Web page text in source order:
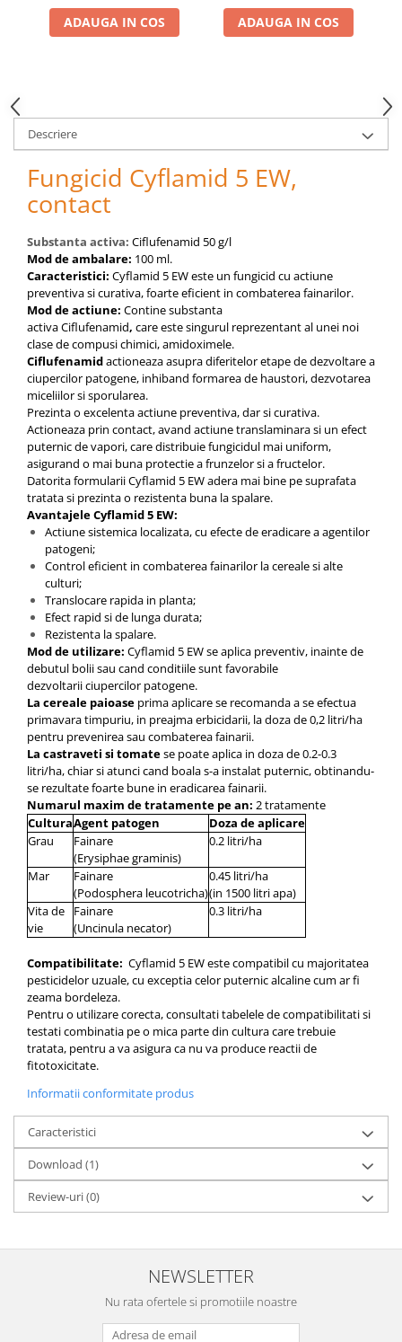
pneumatice
Cricuri pneumatice
Prese de indoit tevi hidraulice
Echipamente electrice
Benzi izolatoare
Role Prelungitoare
Polizoare unghiulare
Unelte de mana
Scule pneumatice
Podele hidraulice & Presa de banc
& Truse reparatii caroserie
Cabluri si incarcatoare acumulator
Echipamente de ridicat
Chinga ancorare
Depozitare si organizare
Freza de zapada
Echipamente de curatenie
ADAUGA IN COS ADAUGA IN COS
Descriere
Fungicid Cyflamid 5 EW,
contact
Substanta activa: Ciflufenamid 50 g/l
Mod de ambalare: 100 ml.
Caracteristici: Cyflamid 5 EW este un fungicid cu actiune
preventiva si curativa, foarte eficient in combaterea fainarilor.
Mod de actiune: Contine substanta
activaCiflufenamid, careeste singurul reprezentant al unei noi
clase de compusi chimici, amidoximele.
Ciflufenamidactioneaza asupra diferitelor etape de dezvoltare a
ciupercilor patogene, inhiband formarea de haustori, dezvotarea
miceliilor si sporularea.
Prezinta o excelenta actiune preventiva, dar si curativa.
Actioneaza prin contact, avand actiune translaminara si un efect
puternic de vapori, care distribuie fungicidul mai uniform,
asigurand o mai buna protectie a frunzelor si a fructelor.
Datorita formularii Cyflamid 5 EW adera mai bine pe suprafata
tratata si prezinta o rezistenta buna la spalare.
Avantajele Cyflamid 5 EW:
Actiune sistemica localizata, cu efecte de eradicare a agentilor
patogeni;
Control eficient in combaterea fainarilor la cereale si alte
culturi;
Translocare rapida in planta;
Efect rapid si de lunga durata;
Rezistenta la spalare.
Mod de utilizare: Cyflamid 5 EW se aplica preventiv, inainte de
debutul bolii sau cand conditiile sunt favorabile
dezvoltariiciupercilor patogene.
La cereale paioase prima aplicare se recomanda a se efectua
primavara timpuriu, in preajma erbicidarii, la doza de 0,2 litri/ha
pentru prevenirea sau combaterea fainarii.
La castraveti si tomatese poate aplica in doza de 0.2-0.3
litri/ha, chiar si atunci cand boala s-a instalat puternic, obtinandu-
se rezultate foarte bune in eradicarea fainarii.
Numarul maxim de tratamente pe an: 2 tratamente
CulturaAgent patogen
Doza de aplicare
Grau
Fainare
(Erysiphae graminis)
0.2 litri/ha
Mar
Fainare
(Podosphera leucotricha)
0.45 litri/ha
(in 1500 litri apa)
Vita de
vie
Fainare
(Uncinula necator)
0.3 litri/ha
Compatibilitate: Cyflamid 5 EW este compatibil cu majoritatea
pesticidelor uzuale, cu exceptia celor puternic alcaline cum ar fi
zeama bordeleza.
Pentru o utilizare corecta, consultati tabelele de compatibilitati si
testati combinatia pe o mica parte din cultura care trebuie
tratata, pentru a va asigura ca nu va produce reactii de
fitotoxicitate.
Informatii conformitate produs
Caracteristici
Download (1)
Review-uri(0)
NEWSLETTER
Nu rata ofertele si promotiile noastre